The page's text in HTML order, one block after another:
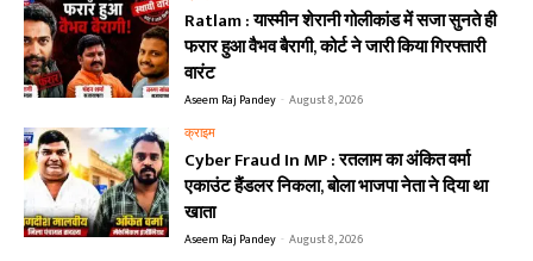
Ratlam : यास्मीन शेरानी गोलीकांड में सजा सुनते ही
फरार हुआ वैभव बैरागी, कोर्ट ने जारी किया गिरफ्तारी
वारंट
Aseem Raj Pandey - August 8, 2026
क्राइम
Cyber Fraud In MP : रतलाम का अंकित वर्मा
एकाउंट हैंडलर निकला, बोला भाजपा नेता ने दिया था
खाता
Aseem Raj Pandey - August 8, 2026